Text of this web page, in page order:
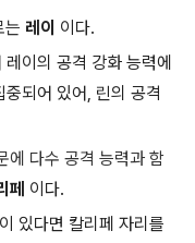
는 레이 이다.
이의 공격 강화 능력에
되어 있어, 린의 공격
에 다수 공격 능력과 함
페 이다.
있다면 칼리페 자리를